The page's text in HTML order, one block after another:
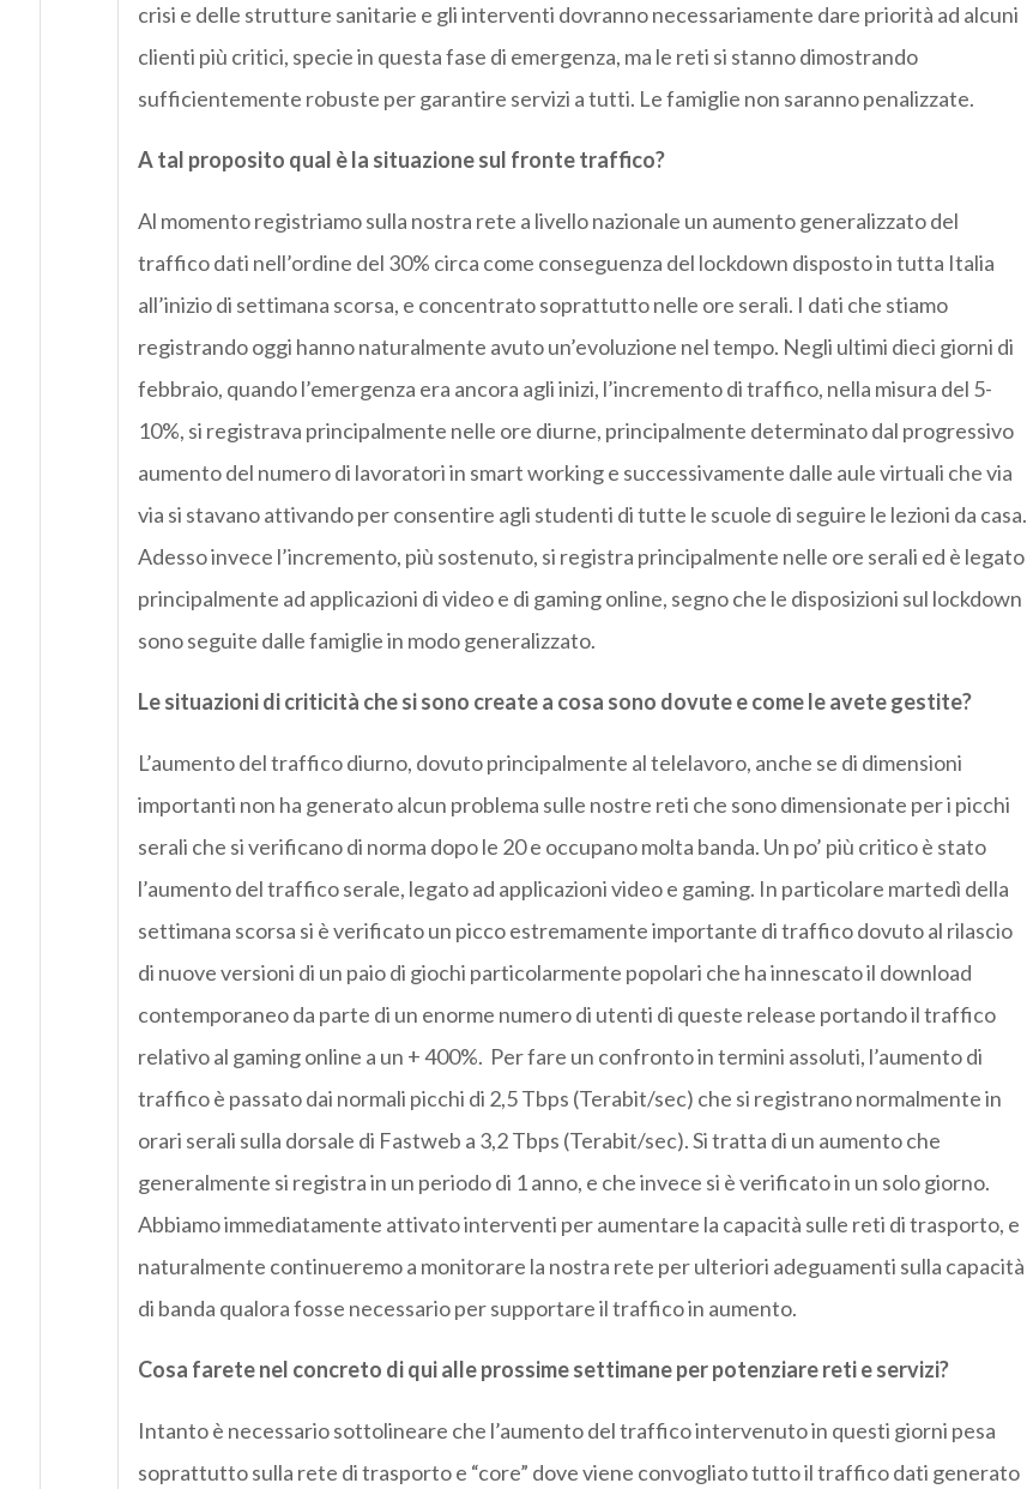
crisi e delle strutture sanitarie e gli interventi dovranno necessariamente dare priorità ad alcuni
clienti più critici, specie in questa fase di emergenza, ma le reti si stanno dimostrando
sufficientemente robuste per garantire servizi a tutti. Le famiglie non saranno penalizzate.
A tal proposito qual è la situazione sul fronte traffico?
Al momento registriamo sulla nostra rete a livello nazionale un aumento generalizzato del
traffico dati nell’ordine del 30% circa come conseguenza del lockdown disposto in tutta Italia
all’inizio di settimana scorsa, e concentrato soprattutto nelle ore serali. I dati che stiamo
registrando oggi hanno naturalmente avuto un’evoluzione nel tempo. Negli ultimi dieci giorni di
febbraio, quando l’emergenza era ancora agli inizi, l’incremento di traffico, nella misura del 5-
10%, si registrava principalmente nelle ore diurne, principalmente determinato dal progressivo
aumento del numero di lavoratori in smart working e successivamente dalle aule virtuali che via
via si stavano attivando per consentire agli studenti di tutte le scuole di seguire le lezioni da casa.
Adesso invece l’incremento, più sostenuto, si registra principalmente nelle ore serali ed è legato
principalmente ad applicazioni di video e di gaming online, segno che le disposizioni sul lockdown
sono seguite dalle famiglie in modo generalizzato.
Le situazioni di criticità che si sono create a cosa sono dovute e come le avete gestite?
L’aumento del traffico diurno, dovuto principalmente al telelavoro, anche se di dimensioni
importanti non ha generato alcun problema sulle nostre reti che sono dimensionate per i picchi
serali che si verificano di norma dopo le 20 e occupano molta banda. Un po’ più critico è stato
l’aumento del traffico serale, legato ad applicazioni video e gaming. In particolare martedì della
settimana scorsa si è verificato un picco estremamente importante di traffico dovuto al rilascio
di nuove versioni di un paio di giochi particolarmente popolari che ha innescato il download
contemporaneo da parte di un enorme numero di utenti di queste release portando il traffico
relativo al gaming online a un + 400%. Per fare un confronto in termini assoluti, l’aumento di
traffico è passato dai normali picchi di 2,5 Tbps (Terabit/sec) che si registrano normalmente in
orari serali sulla dorsale di Fastweb a 3,2 Tbps (Terabit/sec). Si tratta di un aumento che
generalmente si registra in un periodo di 1 anno, e che invece si è verificato in un solo giorno.
Abbiamo immediatamente attivato interventi per aumentare la capacità sulle reti di trasporto, e
naturalmente continueremo a monitorare la nostra rete per ulteriori adeguamenti sulla capacità
di banda qualora fosse necessario per supportare il traffico in aumento.
Cosa farete nel concreto di qui alle prossime settimane per potenziare reti e servizi?
Intanto è necessario sottolineare che l’aumento del traffico intervenuto in questi giorni pesa
soprattutto sulla rete di trasporto e “core” dove viene convogliato tutto il traffico dati generato